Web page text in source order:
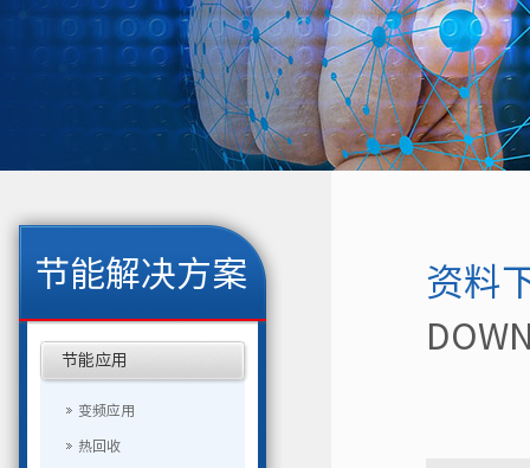
节能解决方案
节能应用
变频应用
热回收
资料